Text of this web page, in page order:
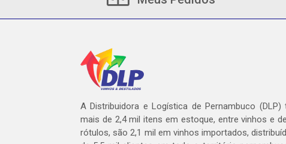
A Distribuidora e Logística de Pernambuco (DLP)
mais de 2,4 mil itens em estoque, entre vinhos e
rótulos, são 2,1 mil em vinhos importados,